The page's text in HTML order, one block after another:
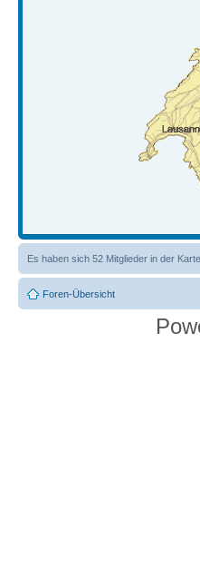
Es haben sich 52 Mitglieder in der
Foren-Übersicht